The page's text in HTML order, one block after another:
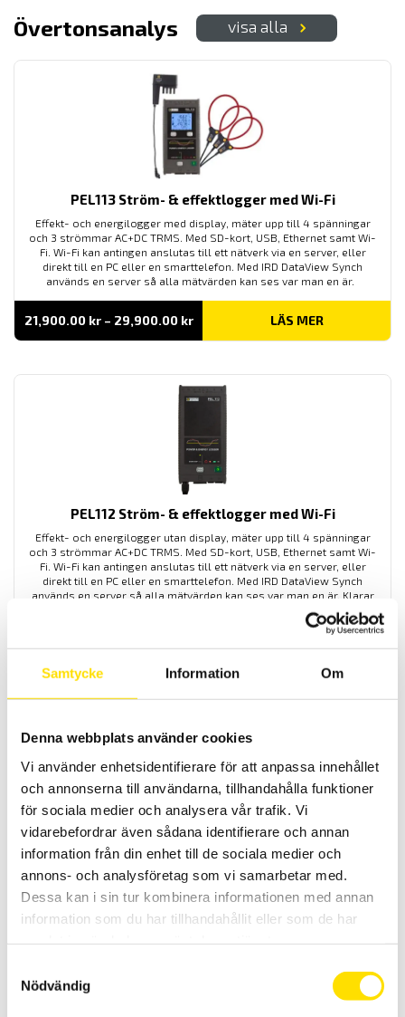
Samtycke Information Om
Denna webbplats använder cookies
Vi använder enhetsidentifierare för att anpassa innehållet
och annonserna till användarna, tillhandahålla funktioner
för sociala medier och analysera vår trafik. Vi
vidarebefordrar även sådana identifierare och annan
information från din enhet till de sociala medier och
annons- och analysföretag som vi samarbetar med.
Dessa kan i sin tur kombinera informationen med annan
information som du har tillhandahållit eller som de har
Nödvändig
Övertonsanalys visa alla
PEL113 Ström- & effektlogger med Wi-Fi
Effekt- och energilogger med display, mäter upp till 4 spänningar
och 3 strömmar AC+DC TRMS. Med SD-kort, USB, Ethernet samt Wi-
Fi. Wi-Fi kan antingen anslutas till ett nätverk via en server, eller
direkt till en PC eller en smarttelefon. Med IRD DataView Synch
används en server så alla mätvärden kan ses var man en är.
21,900.00 kr – 29,900.00 krPrisintervall:
till
LÄS MER
PEL112 Ström- & effektlogger med Wi-Fi
Effekt- och energilogger utan display, mäter upp till 4 spänningar
och 3 strömmar AC+DC TRMS. Med SD-kort, USB, Ethernet samt Wi-
Fi. Wi-Fi kan antingen anslutas till ett nätverk via en server, eller
direkt till en PC eller en smarttelefon. Med IRD DataView Synch
används en server så alla mätvärden kan ses var man en är. Klarar
17,990.00kr LÄS MER
PEL115 Ström- & effektlogger IP67 med Wi-Fi
AC+DC TRMS effekt- och energilogger med inbyggd Wi-Fi (både
access samt Hotspot funktion samt SD-kort, USB och Ethernet
37,900.00kr LÄS MER